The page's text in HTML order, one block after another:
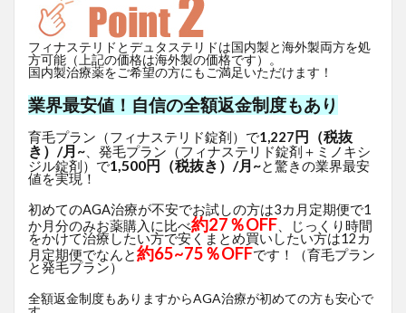
フィナステリドとデュタステリドは国内製と海外製両方を処
方可能（上記の価格は海外製の価格です）。
国内製治療薬をご希望の方にもご満足いただけます！
業界最安値！自信の全額返金制度もあり
育毛プラン（フィナステリド錠剤）で1,227円（税抜
き）/月~ 、発毛プラン（フィナステリド錠剤＋ミノキシ
ジル錠剤）で1,500円（税抜き）/月~と驚きの業界最安
値を実現！
初めてのAGA治療が不安でお試しの方は3カ月定期便で1
か月分のみお薬購入に比べ約27％OFF 、じっくり時間
をかけて治療したい方で安くまとめ買いしたい方は12カ
月定期便でなんと約65~75％OFFです！（育毛プラン
と発毛プラン）
全額返金制度もありますからAGA治療が初めての方も安心で